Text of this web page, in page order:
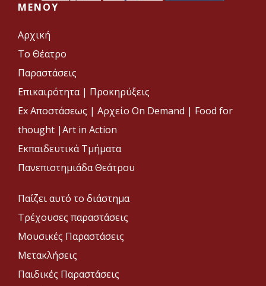
MENOY
Αρχική
Το Θέατρο
Παραστάσεις
Επικαιρότητα | Προκηρύξεις
Ex Αποστάσεως | Αρχείο On Demand | Food for
thought |Art in Action
Εκπαιδευτικά Τμήματα
Πανεπιστημιάδα Θεάτρου
Παίζει αυτό το διάστημα
Τρέχουσες παραστάσεις
Μουσικές Παραστάσεις
Μετακλήσεις
Παιδικές Παραστάσεις